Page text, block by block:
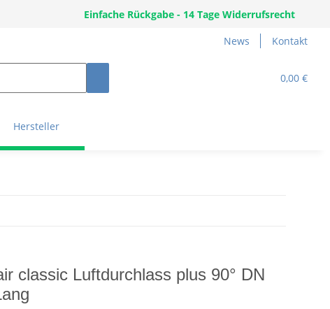
Einfache Rückgabe - 14 Tage Widerrufsrecht
News Kontakt
0,00 €
Hersteller
classic Luftdurchlass plus 90° DN